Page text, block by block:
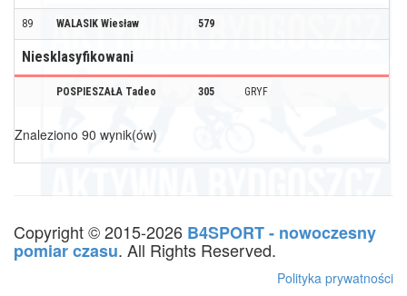
89 WALASIK Wiesław 579
Niesklasyfikowani
POSPIESZAŁA Tadeo 305 GRYF
Znaleziono 90 wynik(ów)
Copyright © 2015-2026 B4SPORT - nowoczesny
pomiar czasu. All Rights Reserved.
Polityka prywatności